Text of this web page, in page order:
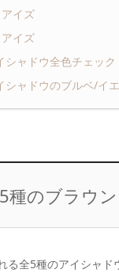
イズ
イズ
シャドウ全色チェック
シャドウのブルベ/イ
種のブラウ
る全5種のアイシャ